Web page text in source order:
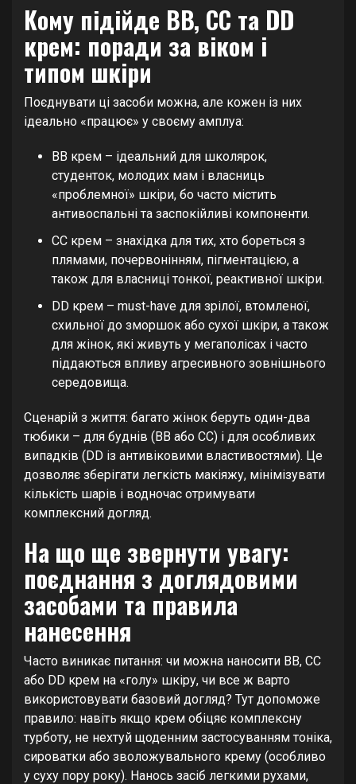
Кому підійде BB, CC та DD
крем: поради за віком і
типом шкіри
Поєднувати ці засоби можна, але кожен із них
ідеально «працює» у своєму амплуа:
BB крем – ідеальний для школярок,
студенток, молодих мам і власниць
«проблемної» шкіри, бо часто містить
антивоспальні та заспокійливі компоненти.
CC крем – знахідка для тих, хто бореться з
плямами, почервонінням, пігментацією, а
також для власниці тонкої, реактивної шкіри.
DD крем – must-have для зрілої, втомленої,
схильної до зморшок або сухої шкіри, а також
для жінок, які живуть у мегаполісах і часто
піддаються впливу агресивного зовнішнього
середовища.
Сценарій з життя: багато жінок беруть один-два
тюбики – для буднів (BB або CC) і для особливих
випадків (DD із антивіковими властивостями). Це
дозволяє зберігати легкість макіяжу, мінімізувати
кількість шарів і водночас отримувати
комплексний догляд.
На що ще звернути увагу:
поєднання з доглядовими
засобами та правила
нанесення
Часто виникає питання: чи можна наносити BB, CC
або DD крем на «голу» шкіру, чи все ж варто
використовувати базовий догляд? Тут допоможе
правило: навіть якщо крем обіцяє комплексну
турботу, не нехтуй щоденним застосуванням тоніка,
сироватки або зволожувального крему (особливо
у суху пору року). Нанось засіб легкими рухами,